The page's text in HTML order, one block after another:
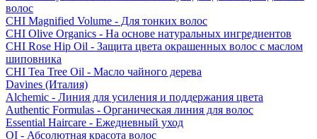
волос
CHI Magnified Volume - Для тонких волос
CHI Olive Organics - На основе натуральных ингредиентов
CHI Rose Hip Oil - Защита цвета окрашенных волос с маслом
шиповника
CHI Tea Tree Oil - Масло чайного дерева
Davines (Италия)
Alchemic - Линия для усиления и поддержания цвета
Authentic Formulas - Органическая линия для волос
Essential Haircare - Eжедневный уход
OI - Абсолютная красота волос